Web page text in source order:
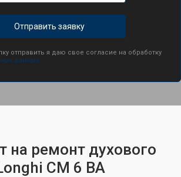
Отправить заявку
отправить я даю свое согласие на обработку
данных.
на ремонт духового
CM 6 BA